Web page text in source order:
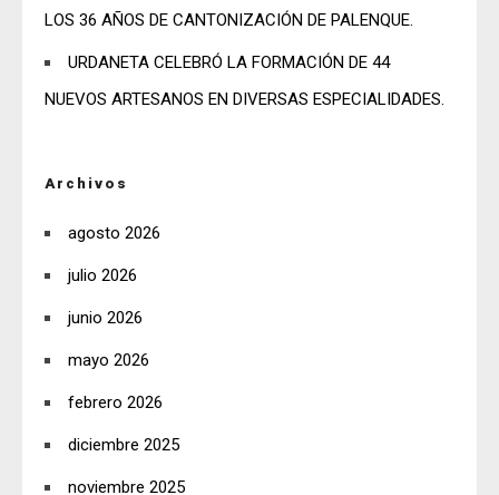
LOS 36 AÑOS DE CANTONIZACIÓN DE PALENQUE.
URDANETA CELEBRÓ LA FORMACIÓN DE 44
NUEVOS ARTESANOS EN DIVERSAS ESPECIALIDADES.
Archivos
agosto 2026
julio 2026
junio 2026
mayo 2026
febrero 2026
diciembre 2025
noviembre 2025